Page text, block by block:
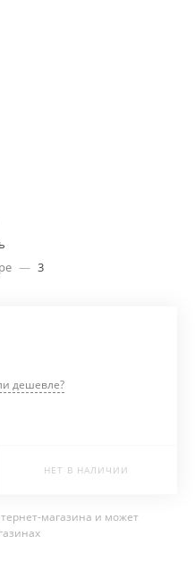
— 3
дешевле?
НЕТ В НАЛИЧИИ
магазина и может